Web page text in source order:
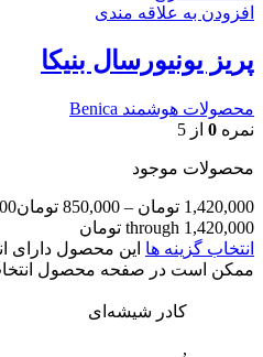
افزودن به علاقه مندی
پریز یونیورسال بنیکا
محصولات هوشمند Benica
نمره 0 از 5
محصولات موجود
1,420,000 تومان –
850,000 تومان
through 1,420,000 تومان
انتخاب گزینه ها این محصول دارای
ممکن است در صفحه محصول
کادر شیشه‌ای
,